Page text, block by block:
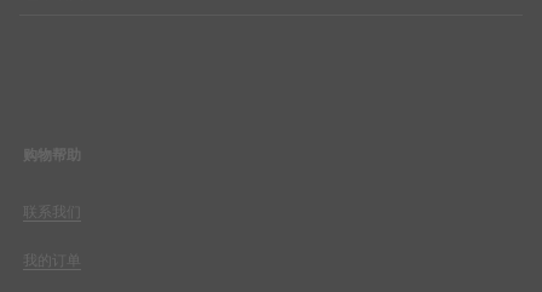
购物帮助
联系我们
我的订单